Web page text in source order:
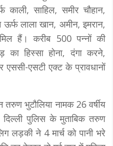
काली, साहिल, समीर चौहान,
ऊर्फ लाला खान, अमीन, इमरान,
हैं। करीब 500 पन्नों की
का हिस्सा होना, दंगा करने,
एसटी एक्ट के प्रावधानों
तरुण भुटौलिया नामक 26 वर्षीय
पुलिस के मुताबिक तरुण
लड़की ने 4 मार्च को पानी भरे